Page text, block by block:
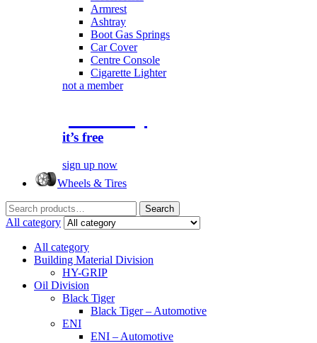
Armrest
Ashtray
Boot Gas Springs
Car Cover
Centre Console
Cigarette Lighter
not a member
it’s free
sign up now
Wheels & Tires
Search
for:
Search
All category
All category
Building Material Division
HY-GRIP
Oil Division
Black Tiger
Black Tiger – Automotive
ENI
ENI – Automotive